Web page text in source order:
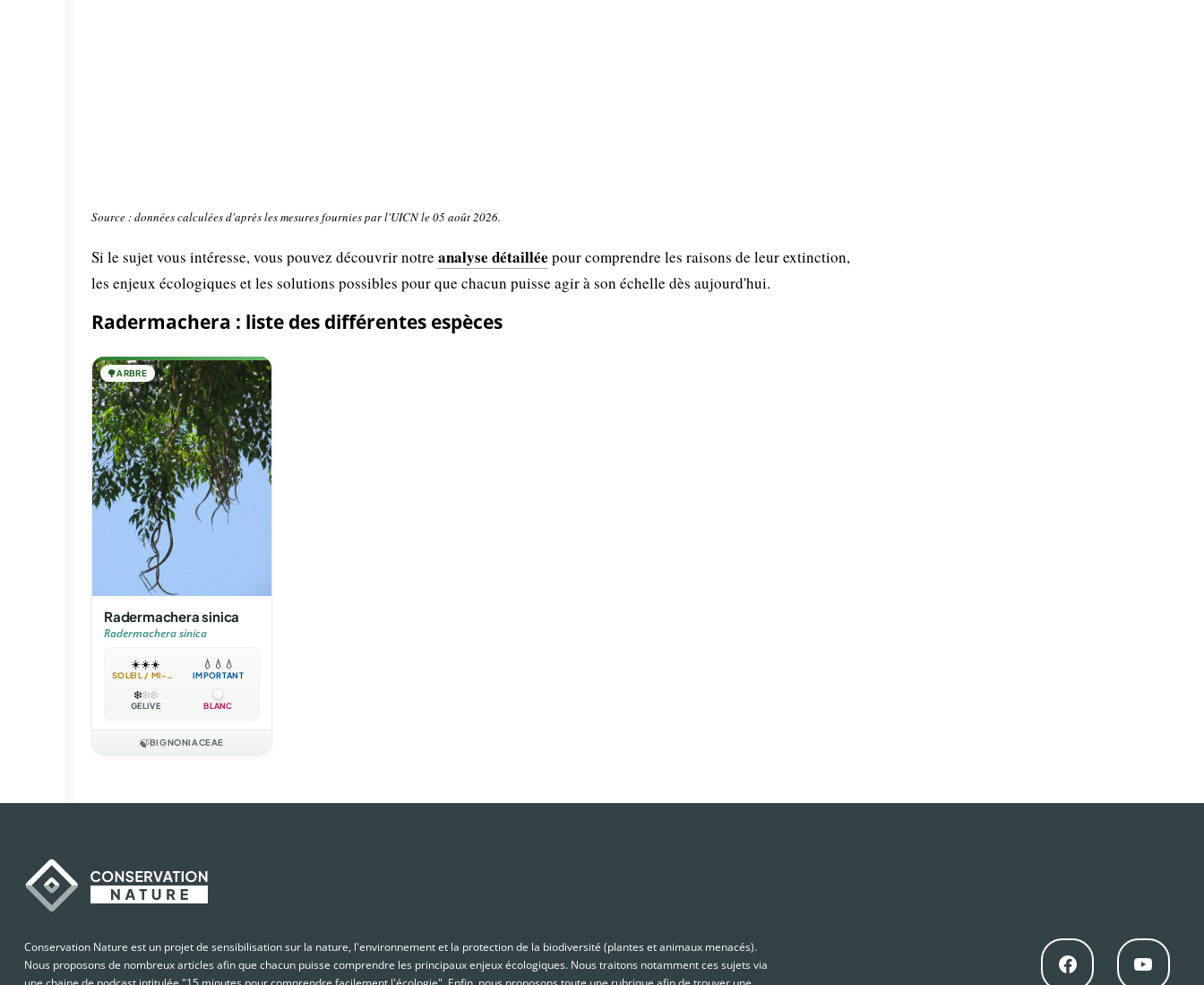
Source : données calculées d'après les mesures fournies par l'UICN le 05 août 2026.
Si le sujet vous intéresse, vous pouvez découvrir notre analyse détaillée pour comprendre les raisons de leur extinction,
les enjeux écologiques et les solutions possibles pour que chacun puisse agir à son échelle dès aujourd'hui.
Radermachera : liste des différentes espèces
🌳ARBRE
Radermachera sinica
Radermachera sinica
☀️☀️☀️
SOLEIL / MI-OMBRE
💧 💧 💧
IMPORTANT
❄️❄️❄️
GÉLIVE BLANC
🍃BIGNONIACEAE
Conservation Nature est un projet de sensibilisation sur la nature, l'environnement et la protection de la biodiversité (plantes et animaux menacés).
Nous proposons de nombreux articles afin que chacun puisse comprendre les principaux enjeux écologiques. Nous traitons notamment ces sujets via